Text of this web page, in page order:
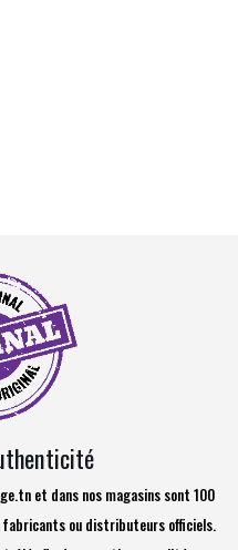
et dans nos magasins sont 100
ou distributeurs officiels.